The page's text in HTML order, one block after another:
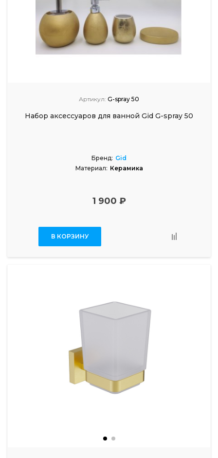
Артикул: G-spray 50
Набор аксессуаров для ванной Gid G-spray 50
Бренд: Gid
Материал: Керамика
1 900 ₽
В КОРЗИНУ